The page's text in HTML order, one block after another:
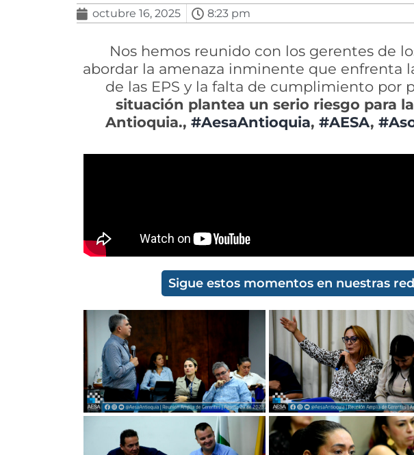
octubre 16, 2025 8:23 pm
Nos hemos reunido con los gerentes de
abordar la amenaza inminente que enfrenta
de las EPS y la falta de cumplimiento por
situación plantea un serio riesgo para
Antioquia., #AesaAntioquia, #AESA,
Sigue estos momentos en nuestras